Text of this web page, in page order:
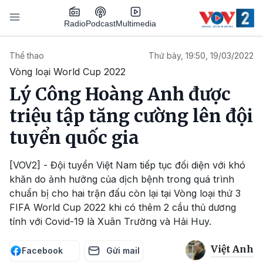
Nhảy đến nội dung
RadioPodcastMultimedia
Thể thao Thứ bảy, 19:50, 19/03/2022
Vòng loại World Cup 2022
Lý Công Hoàng Anh được
triệu tập tăng cường lên đội
tuyển quốc gia
[VOV2] - Đội tuyển Việt Nam tiếp tục đối diện với khó
khăn do ảnh hưởng của dịch bệnh trong quá trình
chuẩn bị cho hai trận đấu còn lại tại Vòng loại thứ 3
FIFA World Cup 2022 khi có thêm 2 cầu thủ dương
tính với Covid-19 là Xuân Trường và Hải Huy.
Facebook Gửi mail Việt Anh